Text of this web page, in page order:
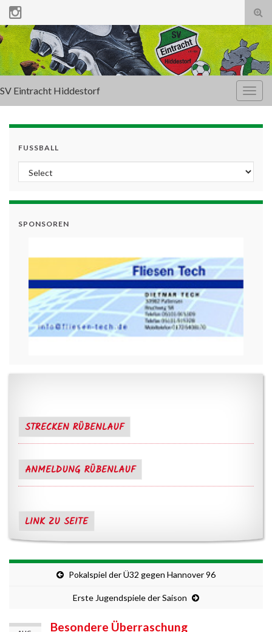
SV Eintracht Hiddestorf
FUSSBALL
SPONSOREN
STRECKEN RÜBENLAUF
ANMELDUNG RÜBENLAUF
LINK ZU SEITE
Pokalspiel der Ü32 gegen Hannover 96
Erste Jugendspiele der Saison
Besondere Überraschung